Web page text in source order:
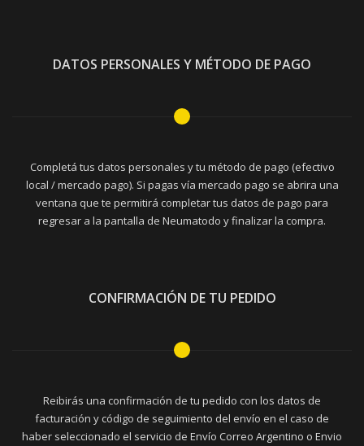
DATOS PERSONALES Y MÉTODO DE PAGO
Completá tus datos personales y tu método de pago (efectivo
local / mercado pago). Si pagas vía mercado pago se abrira una
ventana que te permitirá completar tus datos de pago para
regresar a la pantalla de Neumatodo y finalizar la compra.
CONFIRMACIÓN DE TU PEDIDO
Reibirás una confirmación de tu pedido con los datos de
facturación y código de seguimiento del envío en el caso de
haber seleccionado el servicio de Envío Correo Argentino o Envio